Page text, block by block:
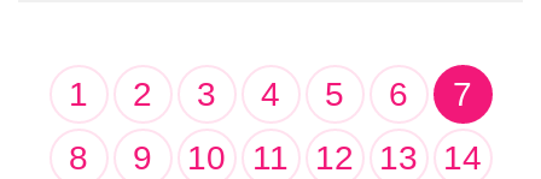
1 2 3 4 5 6
7
8
9 10 11 12 13
14